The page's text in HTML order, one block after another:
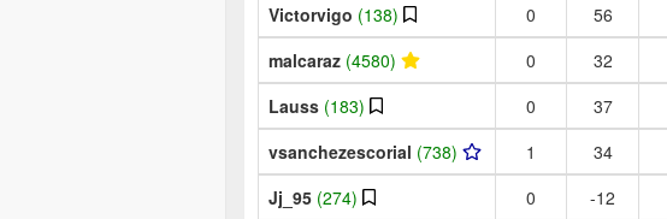
Victorvigo (138) 0 56
malcaraz (4580) 0 32
Lauss (183) 0 37
vsanchezescorial (738) 1 34
Jj_95 (274) 0 -12